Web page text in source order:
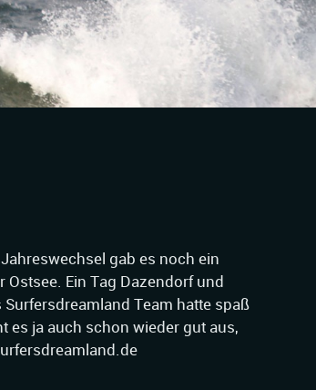
gab es noch ein
Ein Tag Dazendorf und
Team hatte spaß
es ja auch schon wieder gut aus,